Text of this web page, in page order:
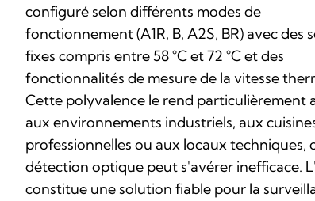
configuré selon différents modes de
fonctionnement (A1R, B, A2S, BR) avec des
fixes compris entre 58 °C et 72 °C et des
fonctionnalités de mesure de la vitesse
Cette polyvalence le rend particulièrement
aux environnements industriels, aux
professionnelles ou aux locaux techniques,
détection optique peut s'avérer inefficace.
constitue une solution fiable pour la